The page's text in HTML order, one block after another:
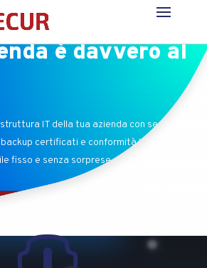
è davvero al
IT della tua azienda con servizi gestiti
certificati e conformità NIS2 — tutto
fisso e senza sorprese.
GRATUITA